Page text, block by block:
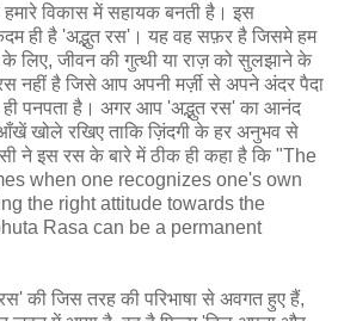
हमारे विकास में सहायक बनती है। इस
ही है 'अद्भुत रस'। यह वह सफ़र है जिसमे हम
लिए, जीवन की गुत्थी या राज़ को सुलझाने के
नहीं है जिसे आप अपनी मर्ज़ी से अपने अंदर पैदा
पनपता है। अगर आप 'अद्भुत रस' का आनंद
खोले रखिए ताकि ज़िंदगी के हर अनुभव से
ने इस रस के बारे में ठीक ही कहा है कि "The
when one recognizes one's own
the right attitude towards the
Rasa can be a permanent
की जिस तरह की परिभाषा से अवगत हुए हैं,